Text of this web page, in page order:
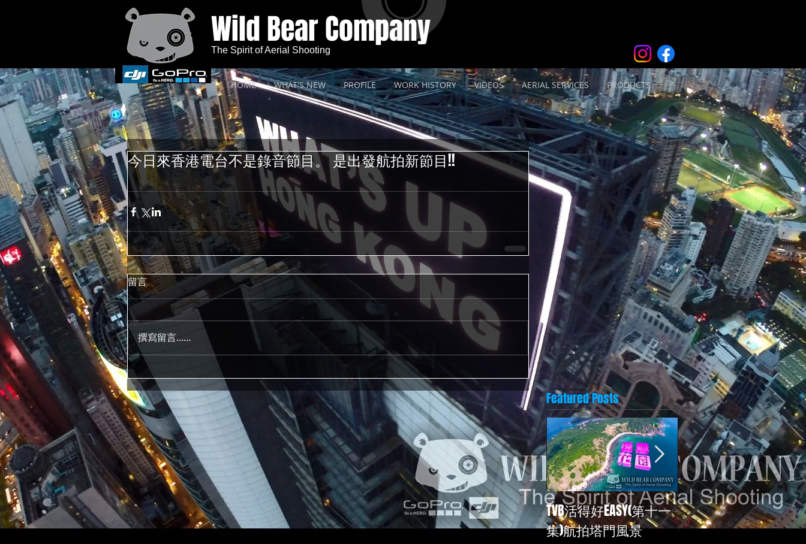
HOME WHAT'S NEW PROFILE WORK HISTORY VIDEOS AERIAL SERVICES PRODUCTS
Wild Bear Company
The Spirit of Aerial Shooting
今日來香港電台不是錄音節目。 是出發航拍新節目!!
留言
撰寫留言......
Featured Posts
TVB活得好EASY(第十一
集)航拍塔門風景
再次為TVB<活得好
拍攝